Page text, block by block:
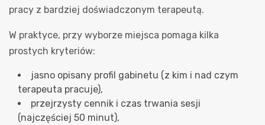
pracy z bardziej doświadczonym terapeutą.
W praktyce, przy wyborze miejsca pomaga kilka
prostych kryteriów:
jasno opisany profil gabinetu (z kim i nad czym
terapeuta pracuje),
przejrzysty cennik i czas trwania sesji
(najczęściej 50 minut),